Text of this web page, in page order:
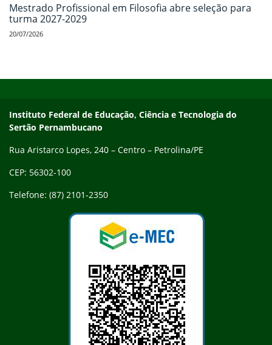
Mestrado Profissional em Filosofia abre seleção para
turma 2027-2029
20/07/2026
Endereço
Instituto Federal de Educação, Ciência e Tecnologia do
Sertão Pernambucano
Rua Aristarco Lopes, 240 – Centro – Petrolina/PE
CEP: 56302-100
Telefone: (87) 2101-2350